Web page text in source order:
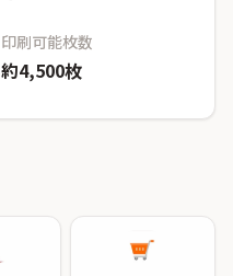
印刷可能枚数
約4,500枚